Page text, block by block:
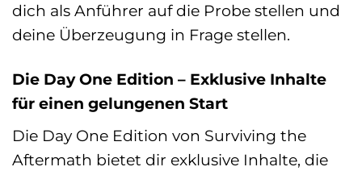
dich als Anführer auf die Probe stellen und
deine Überzeugung in Frage stellen.
Die Day One Edition – Exklusive Inhalte
für einen gelungenen Start
Die Day One Edition von Surviving the
Aftermath bietet dir exklusive Inhalte, die